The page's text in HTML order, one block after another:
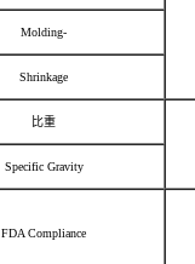
Molding-
Shrinkage
比重
Specific Gravity
FDA Compliance